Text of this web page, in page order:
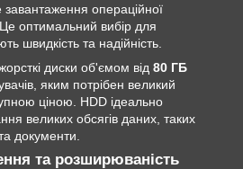
операційної
оптимальний вибір для
швидкість та надійність.
диски об'ємом від 80 ГБ
яким потрібен великий
ціною. HDD ідеально
великих обсягів даних, таких
документи.
та розширюваність